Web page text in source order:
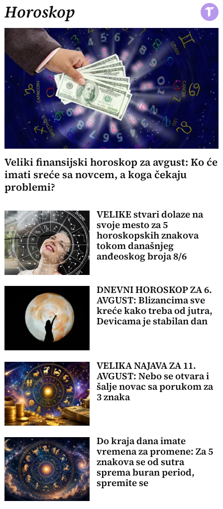
Horoskop
Veliki finansijski horoskop za avgust: Ko će
imati sreće sa novcem, a koga čekaju
problemi?
VELIKE stvari dolaze na
svoje mesto za 5
horoskopskih znakova
tokom današnjeg
anđeoskog broja 8/6
DNEVNI HOROSKOP ZA 6.
AVGUST: Blizancima sve
kreće kako treba od jutra,
Devicama je stabilan dan
VELIKA NAJAVA ZA 11.
AVGUST: Nebo se otvara i
šalje novac sa porukom za
3 znaka
Do kraja dana imate
vremena za promene: Za 5
znakova se od sutra
sprema buran period,
spremite se